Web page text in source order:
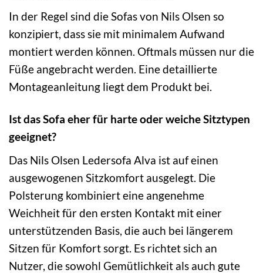
In der Regel sind die Sofas von Nils Olsen so
konzipiert, dass sie mit minimalem Aufwand
montiert werden können. Oftmals müssen nur die
Füße angebracht werden. Eine detaillierte
Montageanleitung liegt dem Produkt bei.
Ist das Sofa eher für harte oder weiche Sitztypen
geeignet?
Das Nils Olsen Ledersofa Alva ist auf einen
ausgewogenen Sitzkomfort ausgelegt. Die
Polsterung kombiniert eine angenehme
Weichheit für den ersten Kontakt mit einer
unterstützenden Basis, die auch bei längerem
Sitzen für Komfort sorgt. Es richtet sich an
Nutzer, die sowohl Gemütlichkeit als auch gute